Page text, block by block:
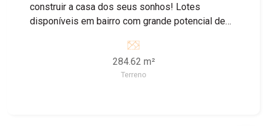
construir a casa dos seus sonhos! Lotes
disponíveis em bairro com grande potencial de
284.62 m²
Terreno